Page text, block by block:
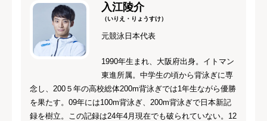
入江陵介
（いりえ・りょうすけ）
元競泳日本代表
1990年生まれ、大阪府出身。イトマン
東進所属。中学生の頃から背泳ぎに専
念し、200５年の高校総体200m背泳ぎでは1年生ながら優勝
を果たす。09年には100m背泳ぎ、200m背泳ぎで日本新記
録を樹立。この記録は24年4月現在でも破られていない。12